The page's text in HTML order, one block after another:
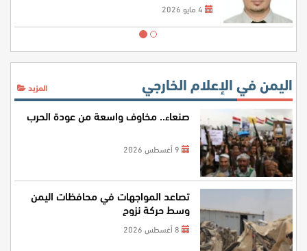
اليمن في الإعلام الخارجي المزيد
صنعاء.. مخاوف واسعة من عودة الحرب
تصاعد المواجهات في محافظات اليمن
وسط حركة نزوح